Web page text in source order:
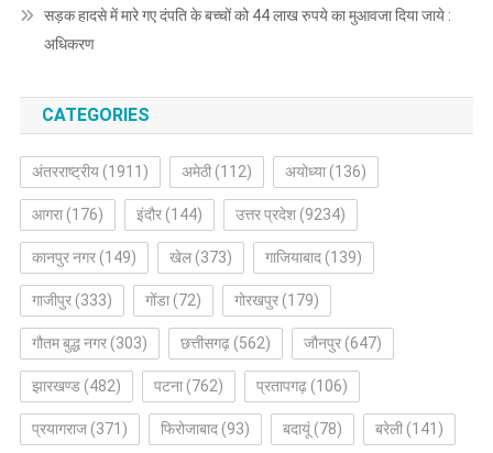
सड़क हादसे में मारे गए दंपति के बच्चों को 44 लाख रुपये का मुआवजा दिया जाये :
अधिकरण
CATEGORIES
अंतरराष्ट्रीय(1911) अमेठी(112) अयोध्या(136)
आगरा(176) इंदौर(144) उत्तर प्रदेश(9234)
कानपुर नगर(149) खेल(373) गाजियाबाद(139)
गाजीपुर(333) गोंडा(72) गोरखपुर(179)
गौतम बुद्ध नगर(303) छत्तीसगढ़(562) जौनपुर(647)
झारखण्ड(482) पटना(762) प्रतापगढ़(106)
प्रयागराज(371) फिरोजाबाद(93) बदायूं(78) बरेली(141)